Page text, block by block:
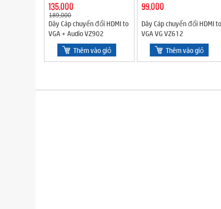
135,000
189,000
Dây Cáp chuyển đổi HDMI to
VGA + Audio VZ902
Thêm vào giỏ
99,000
Dây Cáp chuyển đổi HDMI to
VGA VG VZ612
Thêm vào giỏ